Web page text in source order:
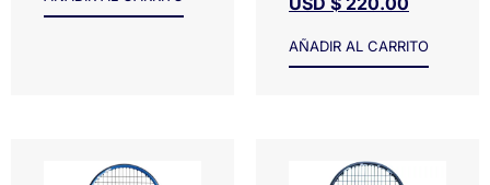
AÑADIR AL CARRITO